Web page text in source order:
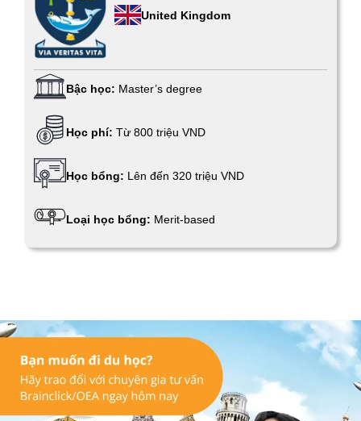
United Kingdom
Bậc học: Master’s degree
Học phí: Từ 800 triệu VND
Học bổng: Lên đến 320 triệu VND
Loại học bổng: Merit-based